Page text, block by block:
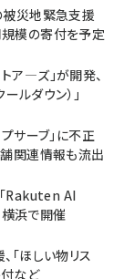
被災地緊急支援
模の寄付を予定
ア―ズ」が開発、
ルダウン）」
サーブ」に不正
関連情報も流出
Rakuten AI
横浜で開催
ほしい物リス
付など